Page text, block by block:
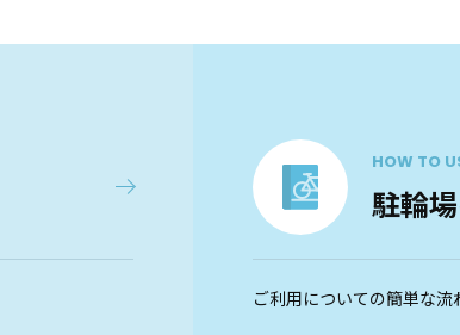
HOW TO
駐輪
ご利用についての簡単な